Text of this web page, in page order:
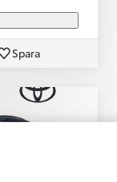
Spara